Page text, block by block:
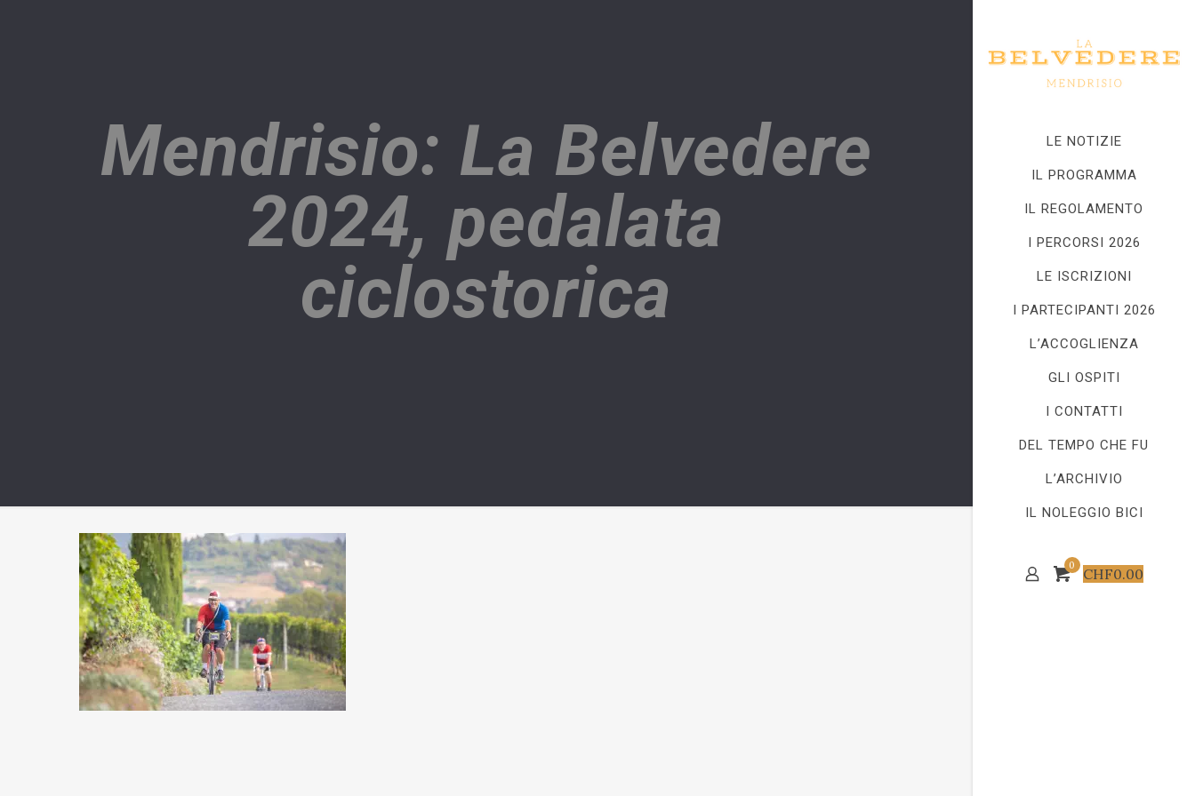
LE NOTIZIE
IL PROGRAMMA
IL REGOLAMENTO
I PERCORSI 2026
LE ISCRIZIONI
I PARTECIPANTI 2026
L’ACCOGLIENZA
GLI OSPITI
I CONTATTI
DEL TEMPO CHE FU
L’ARCHIVIO
IL NOLEGGIO BICI
0 CHF0.00
Mendrisio: La Belvedere
2024, pedalata
ciclostorica